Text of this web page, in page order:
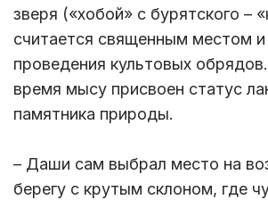
зверя («хобой» с бурятского –
считается священным местом
проведения культовых
время мысу присвоен статус
памятника природы.
– Даши сам выбрал место на
берегу с крутым склоном, где